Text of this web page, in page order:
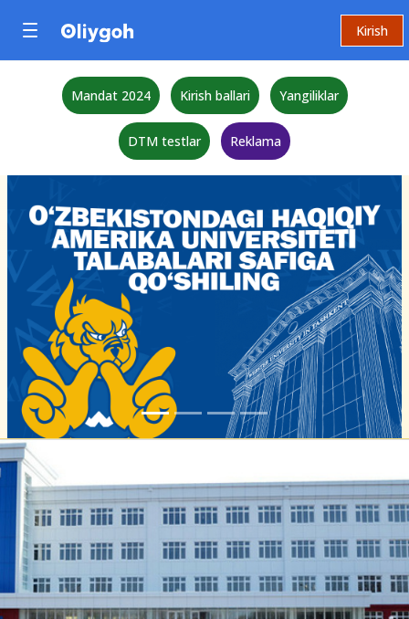
Kirish
Mandat 2024 Kirish ballari Yangiliklar
DTM testlar Reklama